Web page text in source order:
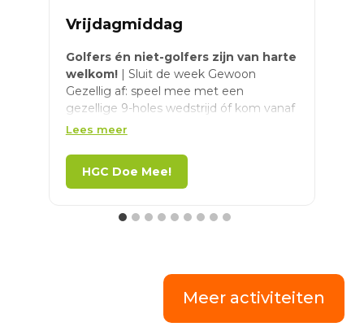
Vrijdagmiddag
Golfers én niet-golfers zijn van harte
welkom!| Sluit de week Gewoon
Gezellig af: speel mee met een
gezellige 9-holes wedstrijd óf kom vanaf
17:30 uur naar de borrel | Golfwedstrijd
17:30 uur | Wij trakteren iedereen op een
drankje!
Lees meer
HGC Doe Mee!
Meer activiteiten